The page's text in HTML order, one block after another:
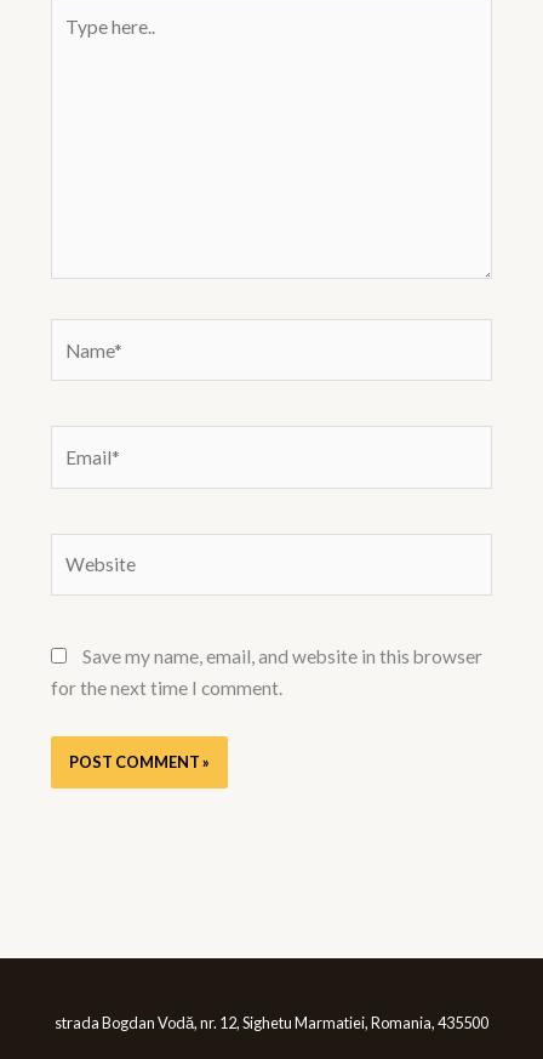
here..
Save my name, email, and website in this browser
for the next time I comment.
strada Bogdan Vodă, nr. 12, Sighetu Marmatiei, Romania, 435500